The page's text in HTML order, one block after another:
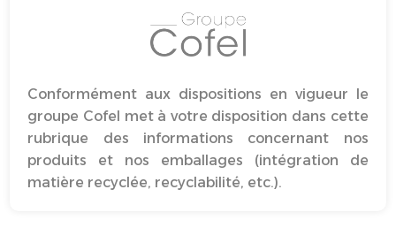
Conformément aux dispositions en vigueur le
groupe Cofel met à votre disposition dans cette
rubrique des informations concernant nos
produits et nos emballages (intégration de
matière recyclée, recyclabilité, etc.).